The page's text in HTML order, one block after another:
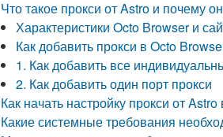
Что такое прокси от Astro и почему
Характеристики Octo Browser и
Как добавить прокси в Octo
1. Как добавить все
2. Как добавить один порт прокси
Как начать настройку прокси от
Какие системные требования